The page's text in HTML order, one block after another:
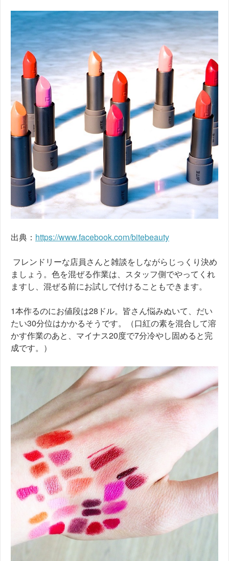
出典： https://www.facebook.com/bitebeauty
フレンドリーな店員さんと雑談をしながらじっくり決め
ましょう。色を混ぜる作業は、スタッフ側でやってくれ
ますし、混ぜる前にお試しで付けることもできます。
1本作るのにお値段は28ドル。皆さん悩みぬいて、だい
たい30分位はかかるそうです。（口紅の素を混合して溶
かす作業のあと、マイナス20度で7分冷やし固めると完
成です。）